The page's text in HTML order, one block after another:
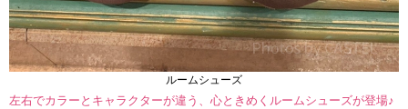
ルームシューズ
左右でカラーとキャラクターが違う、心ときめくルームシューズが登場♪